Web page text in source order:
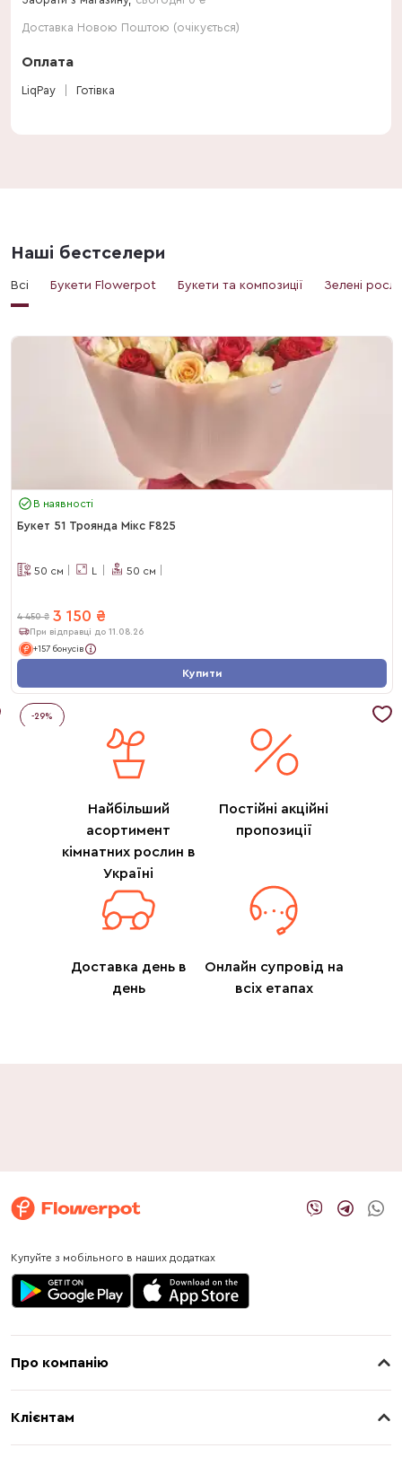
Доставка Новою Поштою (очікується)
Оплата
LiqPay Готівка
Наші бестселери
Всі Букети Flowerpot Букети та композиції Зелені
В наявності
Букет 51 Троянда Мікс F825
50 см L 50 см
4 450 ₴ 3 150 ₴
При відправці до 11.08.26
+157 бонусів
Купити
-29%
Найбільший
асортимент
кімнатних рослин в
Україні
Постійні акційні
пропозиції
Доставка день в
день
Онлайн супровід на
всіх етапах
Купуйте з мобільного в наших додатках
Про компанію
Клієнтам